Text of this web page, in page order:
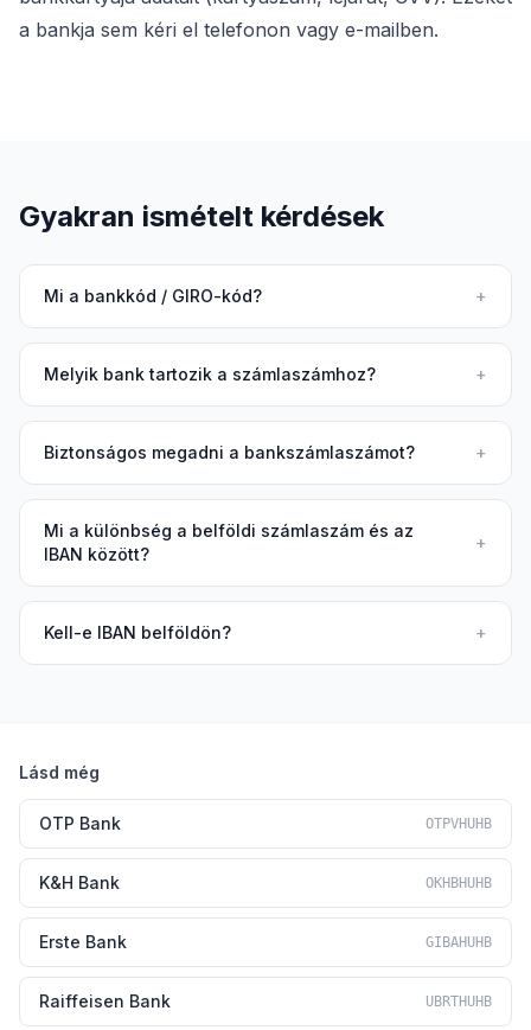
a bankja sem kéri el telefonon vagy e-mailben.
Gyakran ismételt kérdések
Mi a bankkód / GIRO-kód? +
Melyik bank tartozik a számlaszámhoz? +
Biztonságos megadni a bankszámlaszámot? +
Mi a különbség a belföldi számlaszám és az
IBAN között?
+
Kell-e IBAN belföldön? +
Lásd még
OTP Bank OTPVHUHB
K&H Bank OKHBHUHB
Erste Bank GIBAHUHB
Raiffeisen Bank UBRTHUHB